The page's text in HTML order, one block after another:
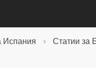
Испания › Статии за